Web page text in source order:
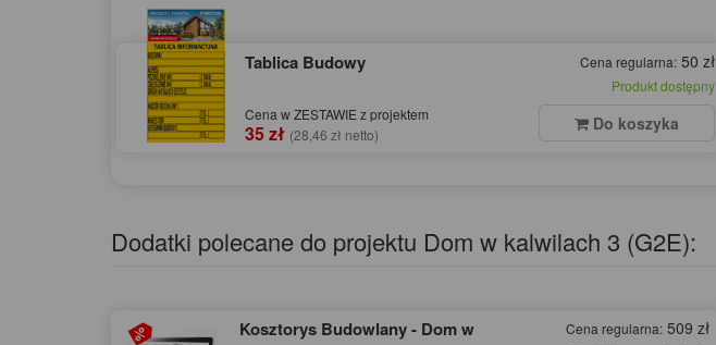
Tablica Budowy
Cena w ZESTAWIE z projektem
35 zł (28,46 zł netto)
Cena regularna: 50 zł
Produkt dostępny
Do koszyka
Dodatki polecane do projektu Dom w kalwilach 3 (G2E):
Kosztorys Budowlany - Dom w
Cena regularna: 509 zł